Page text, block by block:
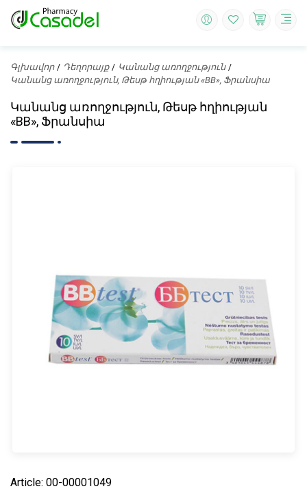
Գլխավոր Դեղորայք
Կանանց առողջություն
Կանանց առողջություն, Թեսթ հղիության «BB», Ֆրանսիա
Կանանց առողջություն, Թեսթ հղիության
«BB», Ֆրանսիա
Article: 00-00001049